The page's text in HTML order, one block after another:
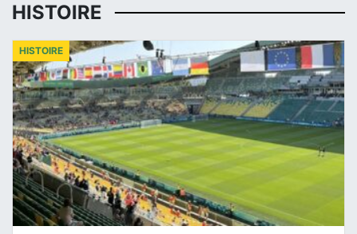
HISTOIRE
HISTOIRE